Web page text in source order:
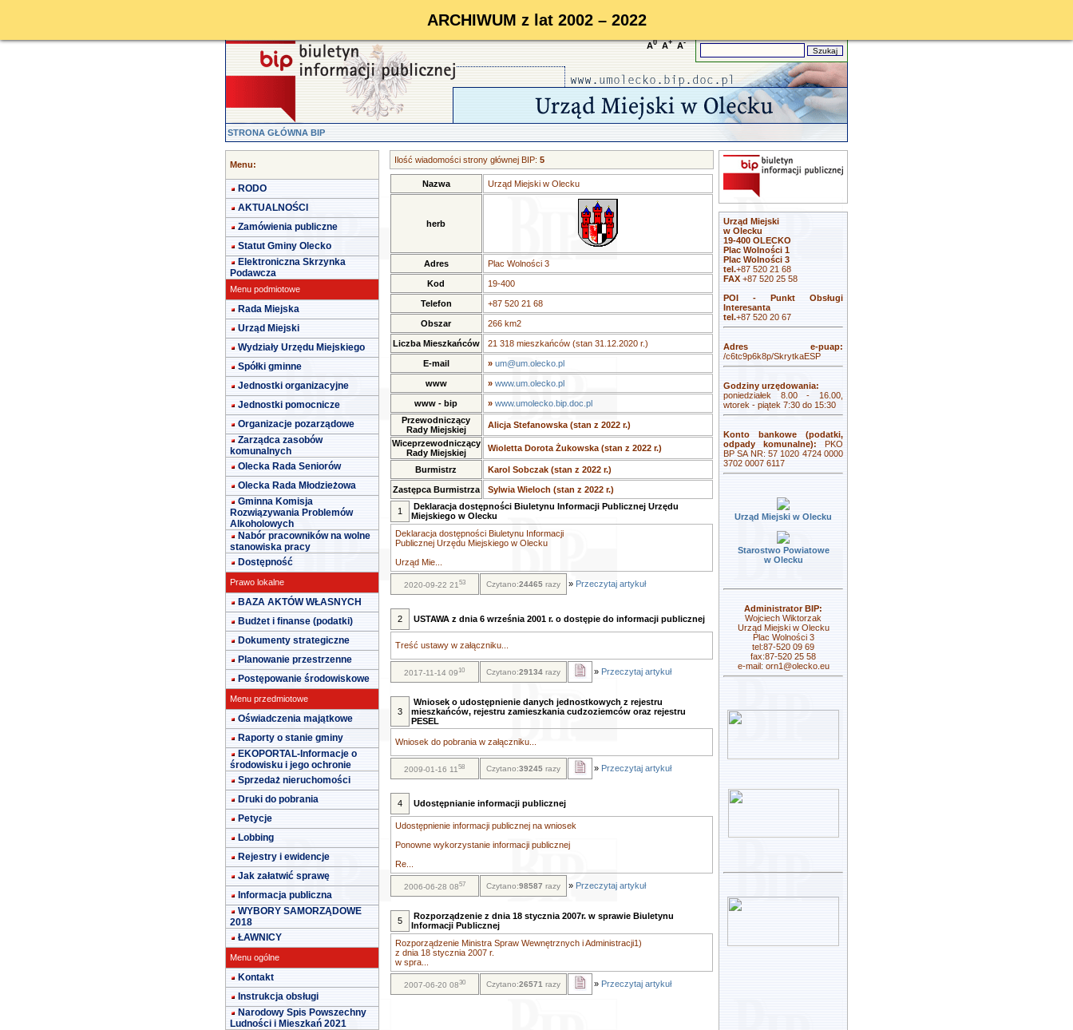
ARCHIWUM z lat 2002 – 2022
A0 A+ A-
STRONA GŁÓWNA BIP
Menu:
RODO
AKTUALNOŚCI
Zamówienia publiczne
Statut Gminy Olecko
Elektroniczna Skrzynka
Podawcza
Menu podmiotowe
Rada Miejska
Urząd Miejski
Wydziały Urzędu Miejskiego
Spółki gminne
Jednostki organizacyjne
Jednostki pomocnicze
Organizacje pozarządowe
Zarządca zasobów
komunalnych
Olecka Rada Seniorów
Olecka Rada Młodzieżowa
Gminna Komisja
Rozwiązywania Problemów
Alkoholowych
Nabór pracowników na wolne
stanowiska pracy
Dostępność
Prawo lokalne
BAZA AKTÓW WŁASNYCH
Budżet i finanse (podatki)
Dokumenty strategiczne
Planowanie przestrzenne
Postępowanie środowiskowe
Menu przedmiotowe
Oświadczenia majątkowe
Raporty o stanie gminy
EKOPORTAL-Informacje o
środowisku i jego ochronie
Sprzedaż nieruchomości
Druki do pobrania
Petycje
Lobbing
Rejestry i ewidencje
Jak załatwić sprawę
Informacja publiczna
WYBORY SAMORZĄDOWE
2018
ŁAWNICY
Menu ogólne
Kontakt
Instrukcja obsługi
Narodowy Spis Powszechny
Ludności i Mieszkań 2021
Ilość wiadomości strony głównej BIP: 5
Nazwa Urząd Miejski w Olecku
herb
Adres Plac Wolności 3
Kod 19-400
Telefon +87 520 21 68
Obszar 266 km2
Liczba Mieszkańców 21 318 mieszkańców (stan 31.12.2020 r.)
E-mail » um@um.olecko.pl
www » www.um.olecko.pl
www - bip » www.umolecko.bip.doc.pl
Przewodniczący
Rady Miejskiej
Alicja Stefanowska (stan z 2022 r.)
Wiceprzewodniczący
Rady Miejskiej
Wioletta Dorota Żukowska (stan z 2022 r.)
Burmistrz Karol Sobczak (stan z 2022 r.)
Zastępca Burmistrza Sylwia Wieloch (stan z 2022 r.)
1
Deklaracja dostępności Biuletynu Informacji Publicznej Urzędu
Miejskiego w Olecku
Deklaracja dostępności Biuletynu Informacji
Publicznej Urzędu Miejskiego w Olecku
Urząd Mie...
2020-09-22 2153 Czytano:24465razy » Przeczytaj artykuł
2 USTAWA z dnia 6 września 2001 r. o dostępie do informacji publicznej
Treść ustawy w załączniku...
2017-11-14 0910 Czytano:29134razy » Przeczytaj artykuł
3
Wniosek o udostępnienie danych jednostkowych z rejestru
mieszkańców, rejestru zamieszkania cudzoziemców oraz rejestru
PESEL
Wniosek do pobrania w załączniku...
2009-01-16 1158 Czytano:39245razy » Przeczytaj artykuł
4 Udostępnianie informacji publicznej
Udostępnienie informacji publicznej na wniosek
Ponowne wykorzystanie informacji publicznej
Re...
2006-06-28 0857 Czytano:98587 razy » Przeczytaj artykuł
5
Rozporządzenie z dnia 18 stycznia 2007r. w sprawie Biuletynu
Informacji Publicznej
Rozporządzenie Ministra Spraw Wewnętrznych i Administracji1)
z dnia 18 stycznia 2007 r.
w spra...
2007-06-20 0830 Czytano:26571 razy » Przeczytaj artykuł
Urząd Miejski
w Olecku
19-400 OLECKO
Plac Wolności 1
Plac Wolności 3
tel.+87 520 21 68
FAX +87 520 25 58
POI - Punkt Obsługi
Interesanta
tel.+87 520 20 67
Adres e-puap:
/c6tc9p6k8p/SkrytkaESP
Godziny urzędowania:
poniedziałek 8.00 - 16.00,
wtorek - piątek 7:30 do 15:30
Konto bankowe (podatki,
odpady komunalne): PKO
BP SA NR: 57 1020 4724 0000
3702 0007 6117
Urząd Miejski w Olecku
Starostwo Powiatowe
w Olecku
Administrator BIP:
Wojciech Wiktorzak
Urząd Miejski w Olecku
Plac Wolności 3
tel:87-520 09 69
fax:87-520 25 58
e-mail: orn1@olecko.eu